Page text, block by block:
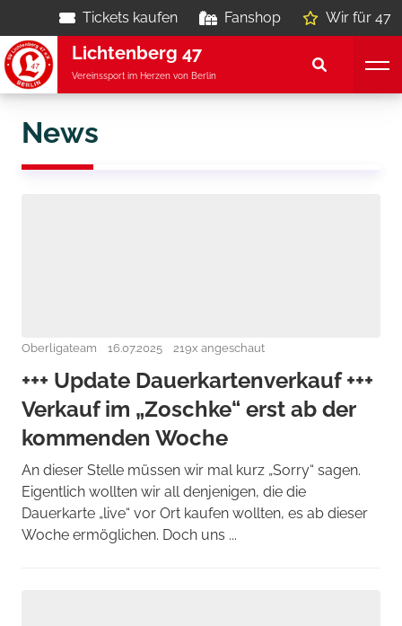
Tickets kaufen Fanshop Wir für 47
Lichtenberg 47
Vereinssport im Herzen von Berlin
News
Oberligateam 16.07.2025 219x angeschaut
+++ Update Dauerkartenverkauf +++
Verkauf im „Zoschke“ erst ab der
kommenden Woche
An dieser Stelle müssen wir mal kurz „Sorry“ sagen.
Eigentlich wollten wir all denjenigen, die die
Dauerkarte „live“ vor Ort kaufen wollten, es ab dieser
Woche ermöglichen. Doch uns ...